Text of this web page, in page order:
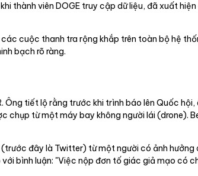
thành viên DOGE truy cập dữ liệu, đã xuất
cuộc thanh tra rộng khắp trên toàn bộ hệ
bạch rõ ràng.
tiết lộ rằng trước khi trình báo lên Quốc
từ một máy bay không người lái (drone).
đây là Twitter) từ một người có ảnh hưởng
bình luận: "Việc nộp đơn tố giác giả mạo có